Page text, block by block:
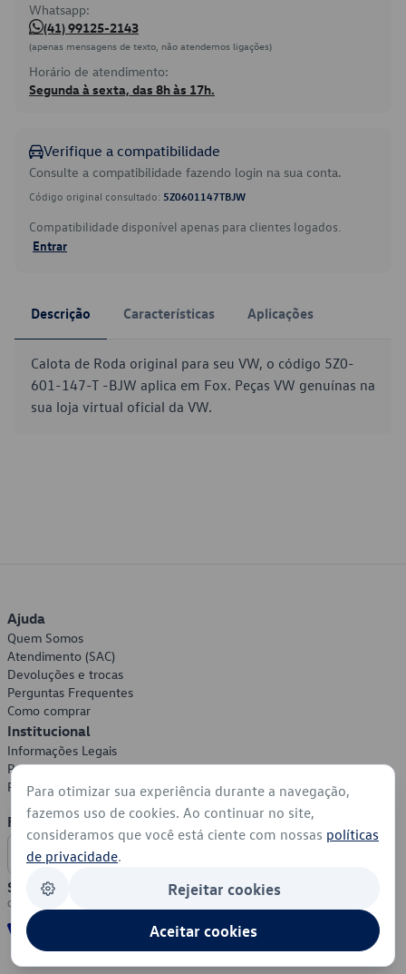
Whatsapp:
(41) 99125-2143
(apenas mensagens de texto, não atendemos ligações)
Horário de atendimento:
Segunda à sexta, das 8h às 17h.
Verifique a compatibilidade
Consulte a compatibilidade fazendo login na sua conta.
Código original consultado: 5Z0601147TBJW
Compatibilidade disponível apenas para clientes logados.
Entrar
Descrição Características Aplicações
Calota de Roda original para seu VW, o código 5Z0-
601-147-T -BJW aplica em Fox. Peças VW genuínas na
sua loja virtual oficial da VW.
Ajuda
Quem Somos
Atendimento (SAC)
Devoluções e trocas
Perguntas Frequentes
Como comprar
Institucional
Informações Legais
Política de Privacidade
Política de Cookies
Formas de Pagamento
Segurança
Para otimizar sua experiência durante a navegação,
fazemos uso de cookies. Ao continuar no site,
consideramos que você está ciente com nossas políticas
de privacidade.
Rejeitar cookies
Aceitar cookies